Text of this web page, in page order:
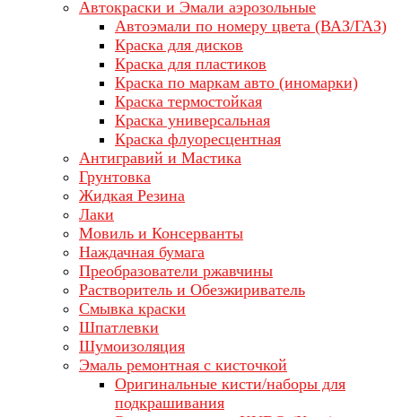
Автокраски и Эмали аэрозольные
Автоэмали по номеру цвета (ВАЗ/ГАЗ)
Краска для дисков
Краска для пластиков
Краска по маркам авто (иномарки)
Краска термостойкая
Краска универсальная
Краска флуоресцентная
Антигравий и Мастика
Грунтовка
Жидкая Резина
Лаки
Мовиль и Консерванты
Наждачная бумага
Преобразователи ржавчины
Растворитель и Обезжириватель
Смывка краски
Шпатлевки
Шумоизоляция
Эмаль ремонтная с кисточкой
Оригинальные кисти/наборы для
подкрашивания